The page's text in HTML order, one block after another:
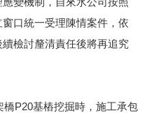
口統一受理陳情案件，依
檢討釐清責任後將再追究
P20基樁挖掘時，施工承包